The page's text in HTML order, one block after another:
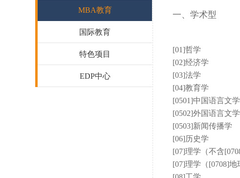
MBA教育
国际教育
特色项目
EDP中心
一、学术型
[01]哲学
[02]经济学
[03]法学
[04]教育学
[0501]中国语言文学
[0502]外国语言文学
[0503]新闻传播学
[06]历史学
[07]理学（不含
[07]理学（[0708]地